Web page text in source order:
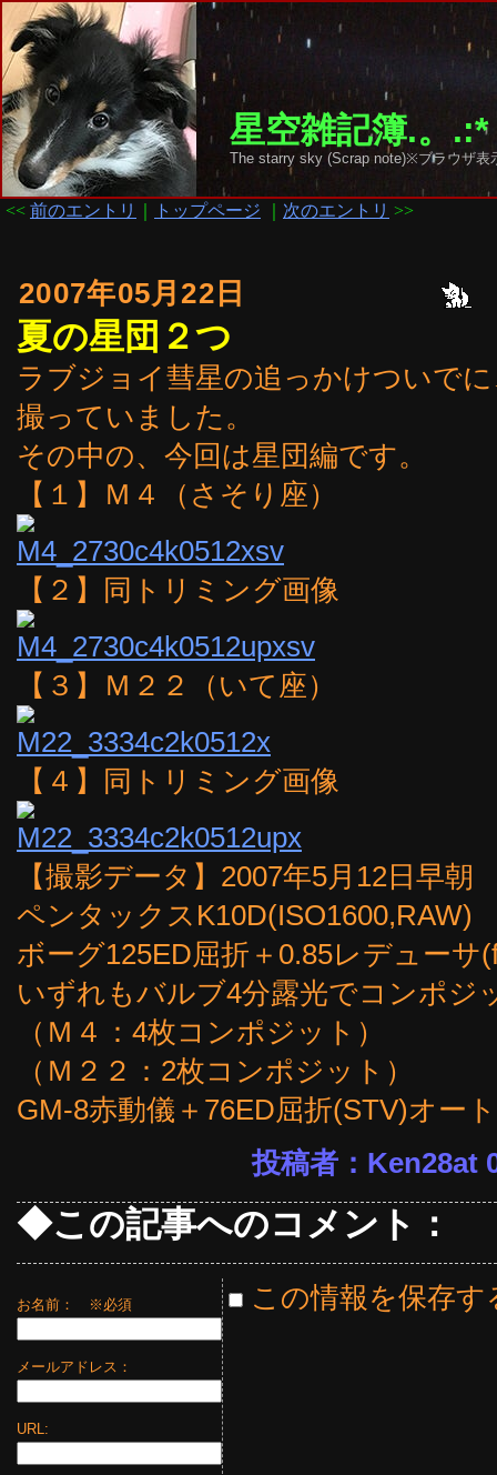
星空雑記簿.。
The starry sky (Scrap note)※ブラウザ
<< 前のエントリ トップページ 次のエントリ >>
2007年05月22日
夏の星団２つ
ラブジョイ彗星の追っかけついで
撮っていました。
その中の、今回は星団編です。
【１】Ｍ４（さそり座）
【２】同トリミング画像
【３】Ｍ２２（いて座）
【４】同トリミング画像
【撮影データ】2007年5月12日早朝
ペンタックスK10D(ISO1600,RAW)
ボーグ125ED屈折＋0.85レデューサ
いずれもバルブ4分露光でコンポジ
（Ｍ４：4枚コンポジット）
（Ｍ２２：2枚コンポジット）
GM-8赤動儀＋76ED屈折(STV)オー
投稿者：Ken28at
◆この記事へのコメント：
お名前： ※必須
メールアドレス：
URL:
この情報を保存す